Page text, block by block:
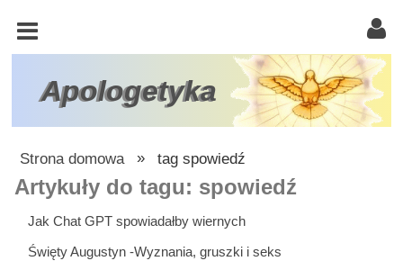
Apologetyka
KOŚCIÓŁ
KATOLICKI
TRÓJCA
ŚWIĘTA
ATEIZM
ŚWIADKOWIE
JEHOWY
Strona domowa » tag spowiedź
Artykuły do tagu: spowiedź
Jak Chat GPT spowiadałby wiernych
Święty Augustyn -Wyznania, gruszki i seks